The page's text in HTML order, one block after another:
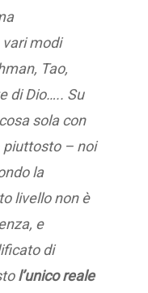
vari modi
Tao,
di Dio….. Su
sola con
piuttosto – noi
la
livello non è
e
di
l’unico reale